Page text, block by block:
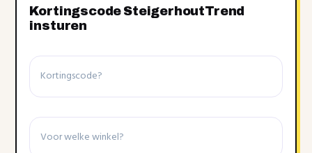
Kortingscode SteigerhoutTrend
insturen
Kortingscode
Winkel